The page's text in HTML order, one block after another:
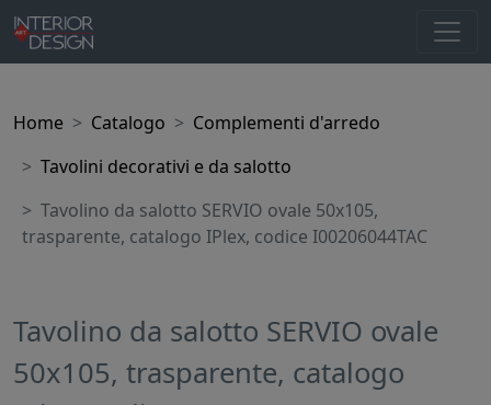
Home Catalogo
Complementi d'arredo
Tavolini decorativi e da salotto
Tavolino da salotto SERVIO ovale 50x105,
trasparente, catalogo IPlex, codice I00206044TAC
Tavolino da salotto SERVIO ovale
50x105, trasparente, catalogo